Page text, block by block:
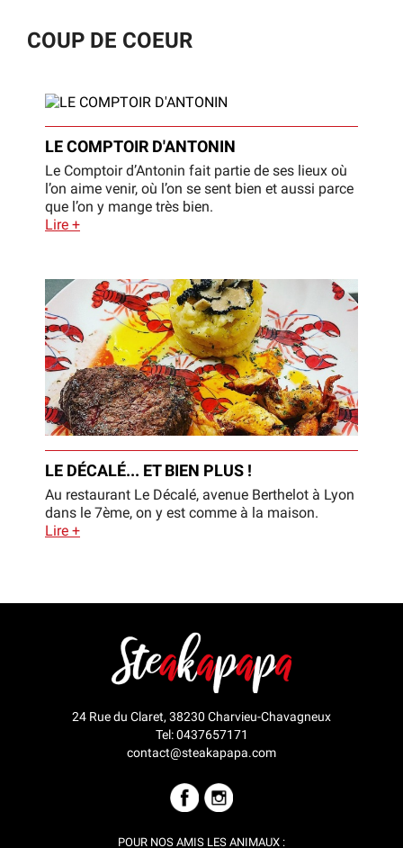
COUP DE COEUR
LE COMPTOIR D'ANTONIN
Le Comptoir d’Antonin fait partie de ses lieux où
l’on aime venir, où l’on se sent bien et aussi parce
que l’on y mange très bien.
Lire +
LE DÉCALÉ... ET BIEN PLUS !
Au restaurant Le Décalé, avenue Berthelot à Lyon
dans le 7ème, on y est comme à la maison.
Lire +
24 Rue du Claret, 38230 Charvieu-Chavagneux
Tel:0437657171
contact@steakapapa.com
FACEBOOK
POUR NOS AMIS LES ANIMAUX :